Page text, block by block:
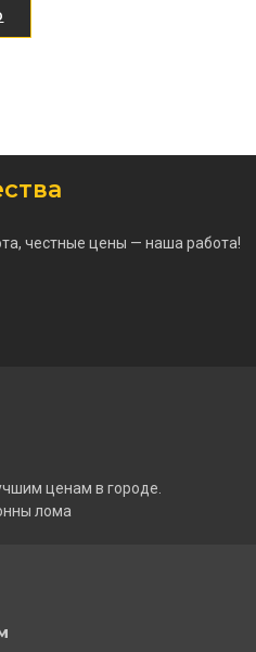
честные цены — наша работа!
ценам в городе.
лома